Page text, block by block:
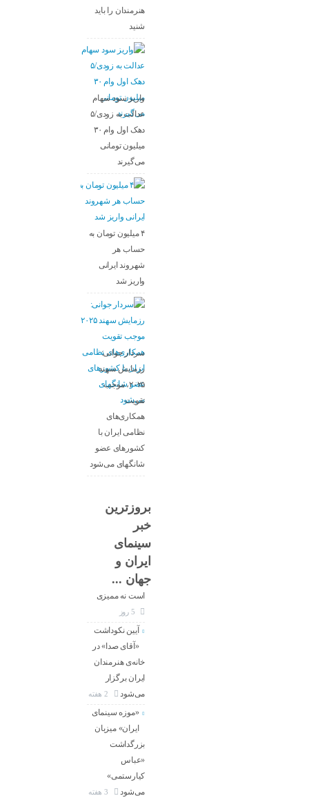
هنرمندان را باید
شنید
واریز سود سهام
عدالت به زودی/۵
دهک اول وام ۳۰
میلیون تومانی
می‌گیرند
۴ میلیون تومان به
حساب هر
شهروند ایرانی
واریز شد
سردار جوانی:
رزمایش سهند
۲۰۲۵، موجب
تقویت
همکاری‌های
نظامی ایران با
کشور‌های عضو
شانگهای می‌شود
بروزترین
خبر
سینمای
ایران و
جهان ...
معاون جدید
ارزشیابی و
نظارت سینما :
کار ما تنظیم‌گری
است نه ممیزی
آیین نکوداشت
«آقای صدا» در
خانه‌ی هنرمندان
ایران برگزار
می‌شود
«موزه سینمای
ایران» میزبان
بزرگداشت
«عباس
کیارستمی»
می‌شود